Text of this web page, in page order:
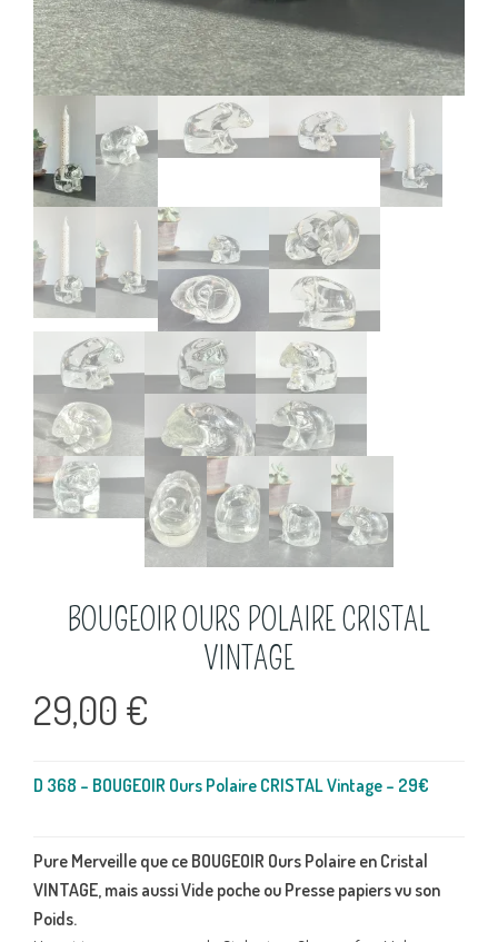
BOUGEOIR OURS POLAIRE CRISTAL
VINTAGE
29,00 €
D 368 – BOUGEOIR Ours Polaire CRISTAL Vintage – 29€
Pure Merveille que ce BOUGEOIR Ours Polaire en Cristal
VINTAGE, mais aussi Vide poche ou Presse papiers vu son
Poids.